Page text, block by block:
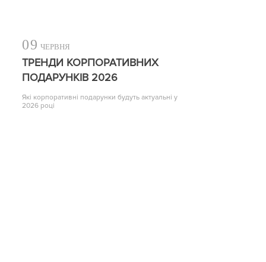
09 ЧЕРВНЯ
ТРЕНДИ КОРПОРАТИВНИХ
ПОДАРУНКІВ 2026
Які корпоративні подарунки будуть актуальні у
2026 році